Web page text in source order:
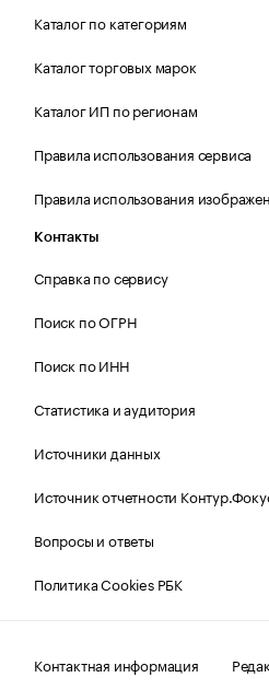
Каталог по категориям
Каталог торговых марок
Каталог ИП по регионам
Правила использования сервиса
Правила использования
Контакты
Справка по сервису
Поиск по ОГРН
Поиск по ИНН
Статистика и аудитория
Источники данных
Источник отчетности
Вопросы и ответы
Политика Cookies РБК
Контактная информация